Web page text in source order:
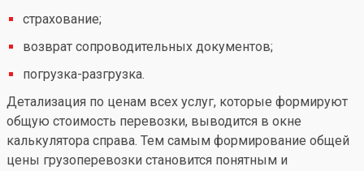
страхование;
возврат сопроводительных документов;
погрузка-разгрузка.
Детализация по ценам всех услуг, которые формируют
общую стоимость перевозки, выводится в окне
калькулятора справа. Тем самым формирование общей
цены грузоперевозки становится понятным и